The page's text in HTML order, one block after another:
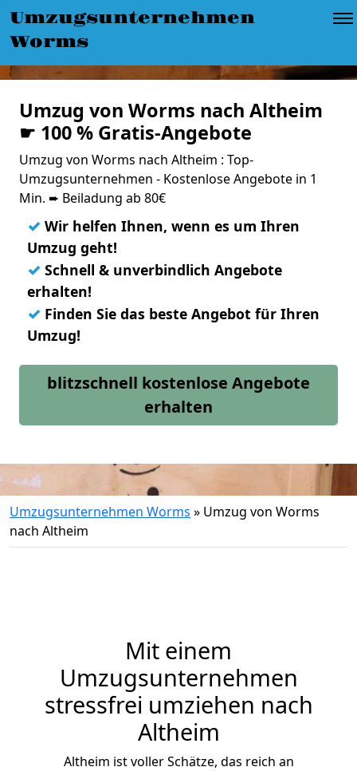
Umzugsunternehmen
Worms
Umzug von Worms nach Altheim
☛ 100 % Gratis-Angebote
Umzug von Worms nach Altheim : Top-
Umzugsunternehmen - Kostenlose Angebote in 1
Min. ➨ Beiladung ab 80€
✓ Wir helfen Ihnen, wenn es um Ihren
Umzug geht!
✓ Schnell & unverbindlich Angebote
erhalten!
✓ Finden Sie das beste Angebot für Ihren
Umzug!
blitzschnell kostenlose Angebote
erhalten
Umzugsunternehmen Worms » Umzug von Worms
nach Altheim
Mit einem
Umzugsunternehmen
stressfrei umziehen nach
Altheim
Altheim ist voller Schätze, das reich an